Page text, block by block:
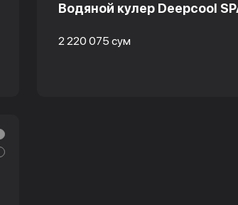
КОРЗИНУ
Водяной кулер Deepcool
2 220 075 сум